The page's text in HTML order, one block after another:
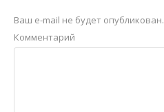
Ваш e-mail не будет опубликован.
Комментарий